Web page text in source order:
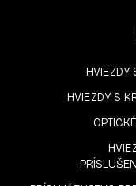
HVIEZDY
HVIEZDY S